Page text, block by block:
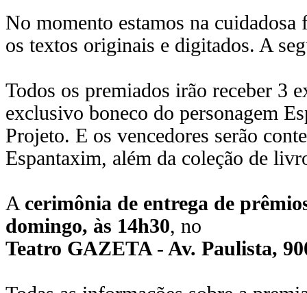
No momento estamos na
os textos originais e digitados. A
Todos os premiados irão receber 3
exclusivo boneco do personagem
Projeto. E os vencedores serão
Espantaxim, além da coleção de
A cerimônia de entrega de
domingo, às 14h30, no
Teatro GAZETA - Av. Paulista,